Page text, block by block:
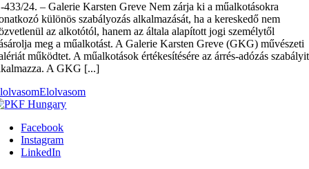
24. – Galerie Karsten Greve Nem zárja ki a műalkotásokra
különös szabályozás alkalmazását, ha a kereskedő nem
az alkotótól, hanem az általa alapított jogi személytől
meg a műalkotást. A Galerie Karsten Greve (GKG) művészeti
működtet. A műalkotások értékesítésére az árrés-adózás szabályit
A GKG [...]
Elolvasom
Facebook
Instagram
LinkedIn